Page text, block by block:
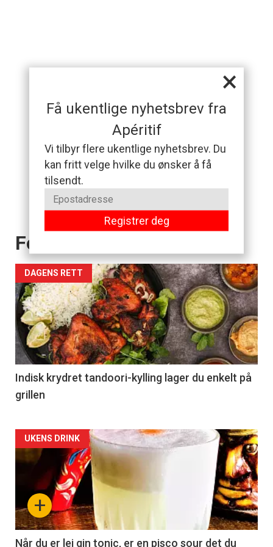
×
Få ukentlige nyhetsbrev fra
Apéritif
Vi tilbyr flere ukentlige nyhetsbrev. Du
kan fritt velge hvilke du ønsker å få
tilsendt.
Registrer deg
Forsiden akkurat nå
DAGENS RETT
Indisk krydret tandoori-kylling lager du enkelt på
grillen
Forsiden
akkurat
nå
-
+
UKENS DRINK
Når du er lei gin tonic, er en pisco sour det du